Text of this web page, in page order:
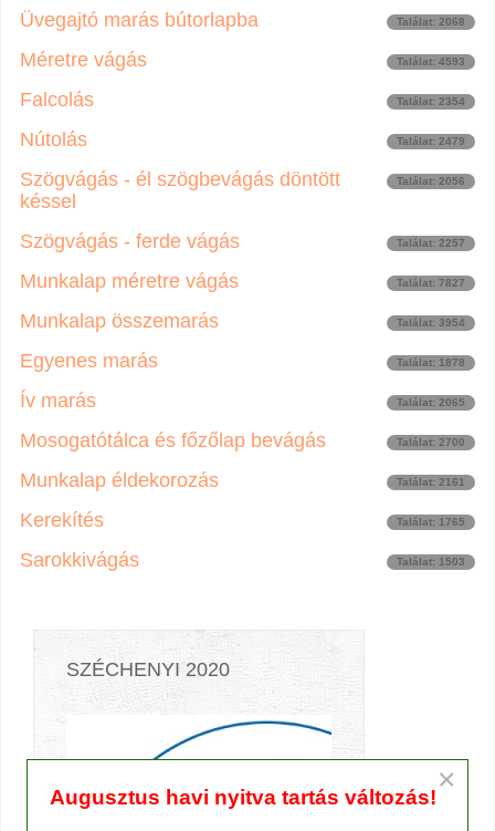
Üvegajtó marás bútorlapba Találat: 2068
Méretre vágás Találat: 4593
Falcolás Találat: 2354
Nútolás Találat: 2479
Szögvágás - él szögbevágás döntött
késsel
Találat: 2056
Szögvágás - ferde vágás Találat: 2257
Munkalap méretre vágás Találat: 7827
Munkalap összemarás Találat: 3954
Egyenes marás Találat: 1878
Ív marás Találat: 2065
Mosogatótálca és főzőlap bevágás Találat: 2700
Munkalap éldekorozás Találat: 2161
Kerekítés Találat: 1765
Sarokkivágás Találat: 1503
SZÉCHENYI 2020
×
Augusztus havi nyitva tartás változás!